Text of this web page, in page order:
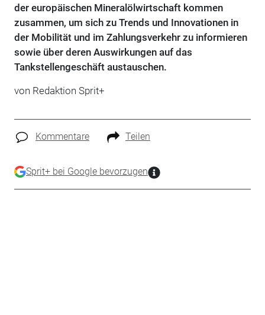
der europäischen Mineralölwirtschaft kommen
zusammen, um sich zu Trends und Innovationen in
der Mobilität und im Zahlungsverkehr zu informieren
sowie über deren Auswirkungen auf das
Tankstellengeschäft austauschen.
von Redaktion Sprit+
Kommentare Teilen
Sprit+ bei Google bevorzugen